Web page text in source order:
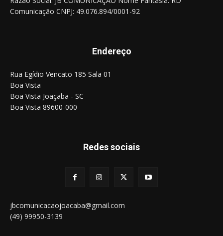
Comunicação CNPJ: 49.076.894/0001-92
Endereço
Rua Egídio Vencato 185 Sala 01
Boa Vista
Boa Vista Joaçaba - SC
Boa Vista 89600-000
Redes sociais
jbcomunicacaojoacaba@gmail.com
(49) 99950-3139